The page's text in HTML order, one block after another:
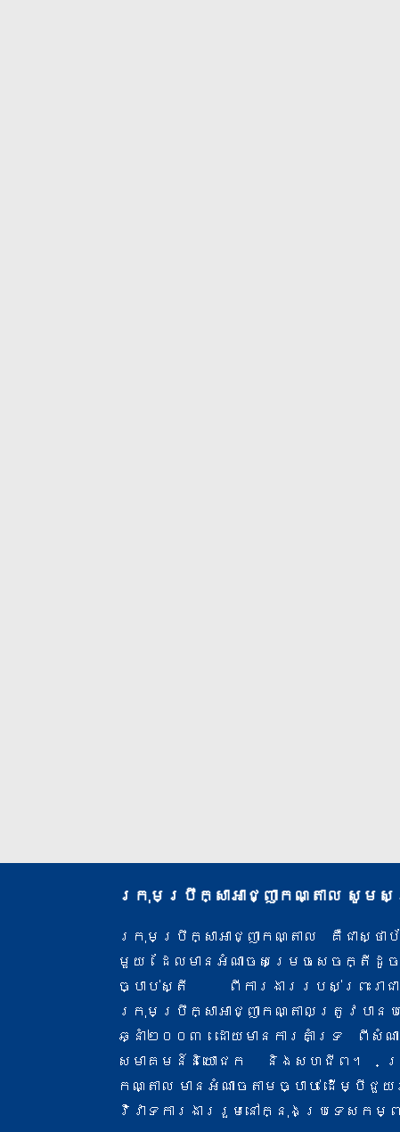
ក្រុមប្រឹក្សាអាជ្ញាកណ្តាល សូមស្
ក្រុមប្រឹក្សាអាជ្ញាកណ្តាល គឺជាស្ថ
មួយ ដែលមានអំណាចសម្រេចសេចក្តីដូ
ច្បាប់ស្តី ពីការងារ​របស់ព្រះរាជា
ក្រុមប្រឹក្សាអាជ្ញាកណ្តាលត្រូវបានប
ឆ្នាំ២០០៣ ដោយមានការគាំទ្រ ពីសំណ
សមាគមន៍និយោជក និងសហជីព។ ក្រុ
កណ្តាល មានអំណាចតាមច្បាប់ ដើម្បីជួយភ
វិវាទការងាររួមនៅក្នុងប្រទេសកម្ពុ